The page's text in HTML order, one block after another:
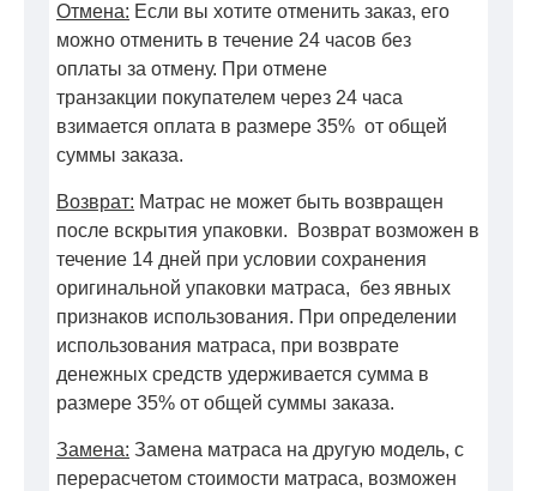
Отмена: Если вы хотите отменить заказ, его
можно отменить в течение 24 часов без
оплаты за отмену. При отмене
транзакции покупателем через 24 часа
взимается оплата в размере 35% от общей
суммы заказа.
Возврат: Матрас не может быть возвращен
после вскрытия упаковки. Возврат возможен в
течение 14 дней при условии сохранения
оригинальной упаковки матраса, без явных
признаков использования. При определении
использования матраса, при возврате
денежных средств удерживается сумма в
размере 35% от общей суммы заказа.
Замена: Замена матраса на другую модель, с
перерасчетом стоимости матраса, возможен